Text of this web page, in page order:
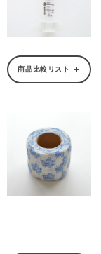
商品比較リスト